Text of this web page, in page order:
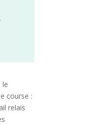
le
course :
relais